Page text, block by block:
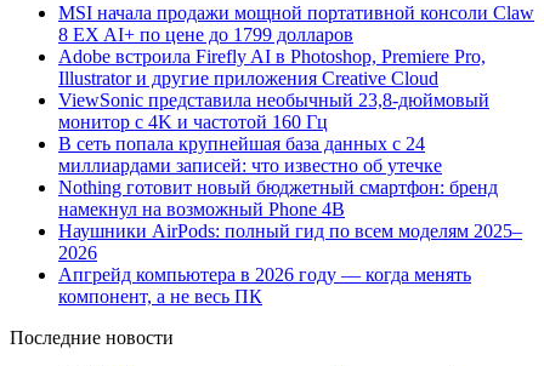
MSI начала продажи мощной портативной консоли Claw
8 EX AI+ по цене до 1799 долларов
Adobe встроила Firefly AI в Photoshop, Premiere Pro,
Illustrator и другие приложения Creative Cloud
ViewSonic представила необычный 23,8-дюймовый
монитор с 4K и частотой 160 Гц
В сеть попала крупнейшая база данных с 24
миллиардами записей: что известно об утечке
Nothing готовит новый бюджетный смартфон: бренд
намекнул на возможный Phone 4B
Наушники AirPods: полный гид по всем моделям 2025–
2026
Апгрейд компьютера в 2026 году — когда менять
компонент, а не весь ПК
Последние новости